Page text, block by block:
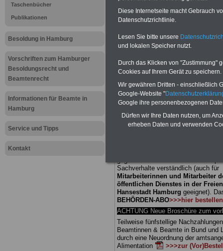
Taschenbücher
Publikationen
Besoldung in Hamburg
Vorschriften zum Hamburger
Besoldungsrecht und
Beamtenrecht
Informationen für Beamte in
Hamburg
Service und Tipps
Kontakt
Meldung
Hamburg:
BEHÖRDEN-ABO
mit drei
25,00 Euro: Wissenswertes für
Sachverhalte verständlich (auch für
Mitarbeiterinnen und Mitarbeiter
öffentlichen Dienstes in der
Hansestadt Hamburg geeignet).
BEHÖRDEN-ABO>>>hier bestellen
ACHTUNG Neue Broschüre zum
Teilweise fünfstellige
Beamtinnen & Beamte in Bund und
durch eine Neuordnung der
Alimentation
>>>zur
Diese Internetseite macht Gebrauch
Datenschutzrichtlinie.
Lesen Sie bitte unsere
und lokalen Speicher nutzt.
Durch das Klicken von "Zustimmung"
Cookies auf Ihrem Gerät zu speichern.
Wir gewähren Dritten - einschließlich
Google-Website "
Google ihre personenbezogenen
Dürfen wir Ihre Daten nutzen, um
erheben Daten und verwenden